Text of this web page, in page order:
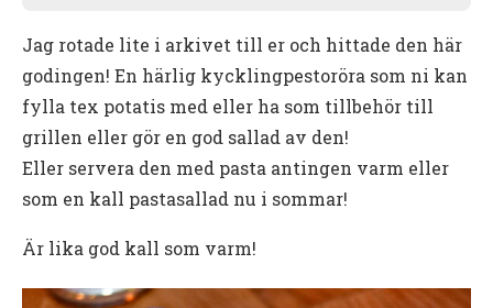
Jag rotade lite i arkivet till er och hittade den här
godingen! En härlig kycklingpestoröra som ni kan
fylla tex potatis med eller ha som tillbehör till
grillen eller gör en god sallad av den!
Eller servera den med pasta antingen varm eller
som en kall pastasallad nu i sommar!
Är lika god kall som varm!